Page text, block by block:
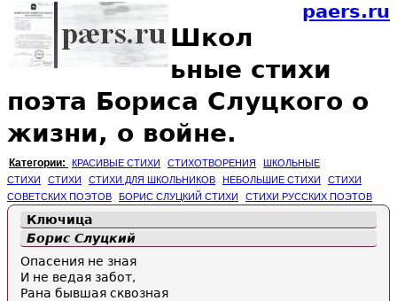
paers.ru
Школ
ьные стихи
поэта Бориса Слуцкого о
жизни, о войне.
Категории: КРАСИВЫЕ СТИХИ СТИХОТВОРЕНИЯ
ШКОЛЬНЫЕ
СТИХИ
СТИХИ СТИХИ ДЛЯ ШКОЛЬНИКОВ НЕБОЛЬШИЕ СТИХИ
СТИХИ
СОВЕТСКИХ ПОЭТОВ
БОРИС СЛУЦКИЙ СТИХИ СТИХИ РУССКИХ ПОЭТОВ
Ключица
Борис Слуцкий
Опасения не зная
И не ведая забот,
Рана бывшая сквозная